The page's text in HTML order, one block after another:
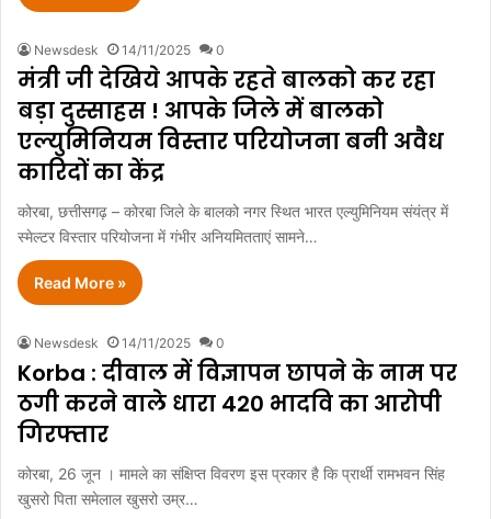
Newsdesk 14/11/2025 0
मंत्री जी देखिये आपके रहते बालको कर रहा
बड़ा दुस्साहस ! आपके जिले में बालको
एल्युमिनियम विस्तार परियोजना बनी अवैध
कारिदों का केंद्र
कोरबा, छत्तीसगढ़ – कोरबा जिले के बालको नगर स्थित भारत एल्युमिनियम संयंत्र में
स्मेल्टर विस्तार परियोजना में गंभीर अनियमितताएं सामने…
Read More »
Newsdesk 14/11/2025 0
Korba : दीवाल में विज्ञापन छापने के नाम पर
ठगी करने वाले धारा 420 भादवि का आरोपी
गिरफ्तार
कोरबा, 26 जून । मामले का संक्षिप्त विवरण इस प्रकार है कि प्रार्थी रामभवन सिंह
खुसरो पिता समेलाल खुसरो उम्र…